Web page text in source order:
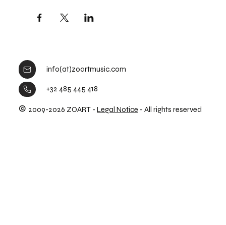
info(at)zoartmusic.com
+32 485 445 418
© 2009-2026 ZOART - Legal Notice - All rights reserved